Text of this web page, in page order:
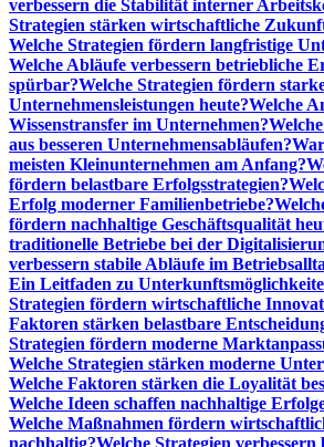
verbessern die Stabilität interner
Strategien stärken wirtschaftliche
Welche Strategien fördern langfristige
Welche Abläufe verbessern betriebliche
spürbar?Welche Strategien fördern
Unternehmensleistungen heute?Welche
Wissenstransfer im Unternehmen?
aus besseren Unternehmensabläufen?
meisten Kleinunternehmen am Anfang?
fördern belastbare Erfolgsstrategien?
Erfolg moderner Familienbetriebe?
fördern nachhaltige Geschäftsqualität
traditionelle Betriebe bei der
verbessern stabile Abläufe im
Ein Leitfaden zu
Strategien fördern wirtschaftliche
Faktoren stärken belastbare
Strategien fördern moderne
Welche Strategien stärken moderne
Welche Faktoren stärken die Loyalität
Welche Ideen schaffen nachhaltige
Welche Maßnahmen fördern
nachhaltig?Welche Strategien verbessern